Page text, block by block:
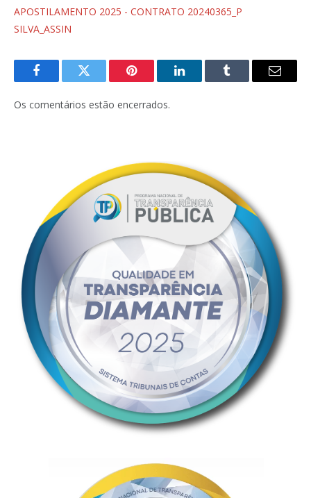
APOSTILAMENTO 2025 - CONTRATO 20240365_P
SILVA_ASSIN
FacebookTwitter Pinterest LinkedInTumblr
E-
Os comentários estão encerrados.